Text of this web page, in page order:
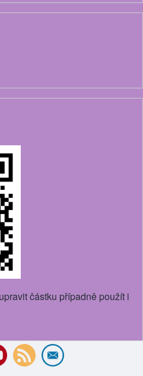
částku případně použít i